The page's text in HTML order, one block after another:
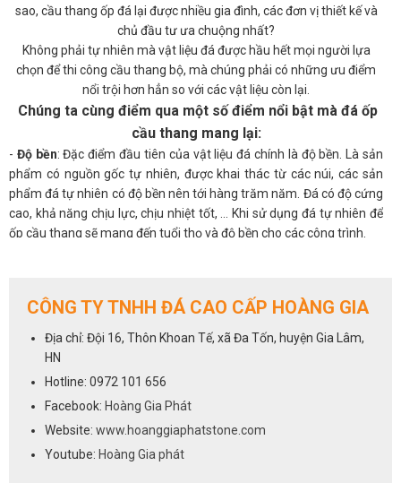
sao, cầu thang ốp đá lại được nhiều gia đình, các đơn vị thiết kế và
chủ đầu tư ưa chuộng nhất?
Không phải tự nhiên mà vật liệu đá được hầu hết mọi người lựa
chọn để thi công cầu thang bộ, mà chúng phải có những ưu điểm
nổi trội hơn hẳn so với các vật liệu còn lại.
Chúng ta cùng điểm qua một số điểm nổi bật mà đá ốp
cầu thang mang lại:
- Độ bền: Đặc điểm đầu tiên của vật liệu đá chính là độ bền. Là sản
phẩm có nguồn gốc tự nhiên, được khai thác từ các núi, các sản
phẩm đá tự nhiên có độ bền nên tới hàng trăm năm. Đá có độ cứng
cao, khả năng chịu lực, chịu nhiệt tốt, ... Khi sử dụng đá tự nhiên để
ốp cầu thang sẽ mang đến tuổi thọ và độ bền cho các công trình.
màu. Đá ốp cầu thang mang đến sự sang trọng, gần gũi với thiên
nhiên. Độ bóng của đá khiến chiếc cầu thang nhà bạn sẽ luôn sáng
bóng, sạch sẽ và đẹp như mới.
Đá ốp cầu thang da dạng về mẫu mã giúp khách hàng có
nhiều sự lựa chọn
Đa dạng mẫu mã: Các sản phẩm đá ốp lát rất đa dạng về chủng
loại, mẫu mã. Bạn có thể lựa chọn đá hoa cương ốp cầu thang hoặc
CÔNG TY TNHH ĐÁ CAO CẤP HOÀNG GIA
Địa chỉ: Đội 16, Thôn Khoan Tế, xã Đa Tốn, huyện Gia Lâm,
HN
Hotline: 0972 101 656
Facebook: Hoàng Gia Phát
Website: www.hoanggiaphatstone.com
Youtube: Hoàng Gia phát